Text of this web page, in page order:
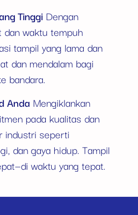
TinggiDengan
waktu tempuh
tampil yang lama dan
dan mendalam bagi
bandara.
Anda Mengiklankan
pada kualitas dan
industri seperti
dan gaya hidup. Tampil
waktu yang tepat.